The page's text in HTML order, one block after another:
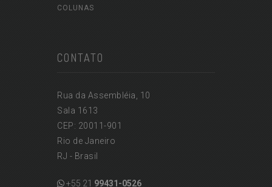
COLUNAS
CONTATO
Rua da Assembléia, 10
Sala 1613
CEP: 20011-901
Rio de Janeiro
RJ - Brasil
+55 21 99431-0526